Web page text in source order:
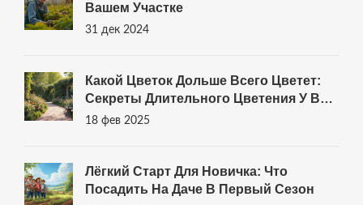
Вашем Участке
31 дек 2024
Какой Цветок Дольше Всего Цветет:
Секреты Длительного Цветения У Вас
В Саду
18 фев 2025
Лёгкий Старт Для Новичка: Что
Посадить На Даче В Первый Сезон